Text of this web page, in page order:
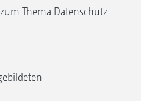
Thema Datenschutz